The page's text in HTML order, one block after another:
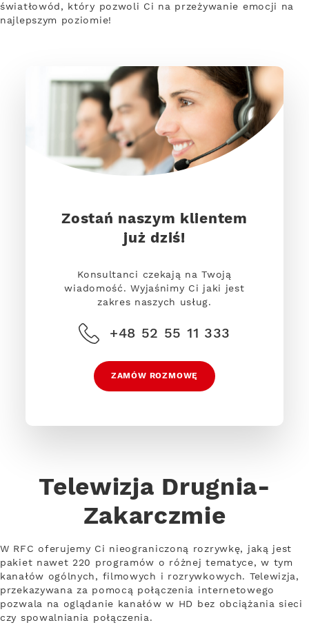
światłowód, który pozwoli Ci na przeżywanie emocji na
najlepszym poziomie!
Zostań naszym klientem
już dziś!
Konsultanci czekają na Twoją
wiadomość. Wyjaśnimy Ci jaki jest
zakres naszych usług.
+48 52 55 11 333
ZAMÓW ROZMOWĘ
Telewizja Drugnia-
Zakarczmie
W RFC oferujemy Ci nieograniczoną rozrywkę, jaką jest
pakiet nawet 220 programów o różnej tematyce, w tym
kanałów ogólnych, filmowych i rozrywkowych. Telewizja,
przekazywana za pomocą połączenia internetowego
pozwala na oglądanie kanałów w HD bez obciążania sieci
czy spowalniania połączenia.